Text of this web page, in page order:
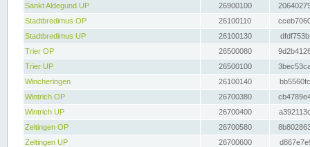
Sankt Aldegund UP
26900100
Stadtbredimus OP
26100110
Stadtbredimus UP
26100130
Trier OP
26500080
Trier UP
26500100
Wincheringen
26100140
Wintrich OP
26700380
Wintrich UP
26700400
Zeltingen OP
26700580
Zeltingen UP
26700600